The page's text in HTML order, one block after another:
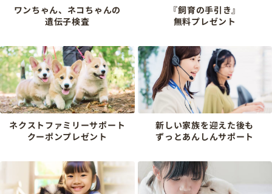
ワンちゃん、ネコちゃんの
遺伝子検査
『飼育の手引き』
無料プレゼント
ネクストファミリーサポート
クーポンプレゼント
新しい家族を迎えた後も
ずっとあんしんサポート